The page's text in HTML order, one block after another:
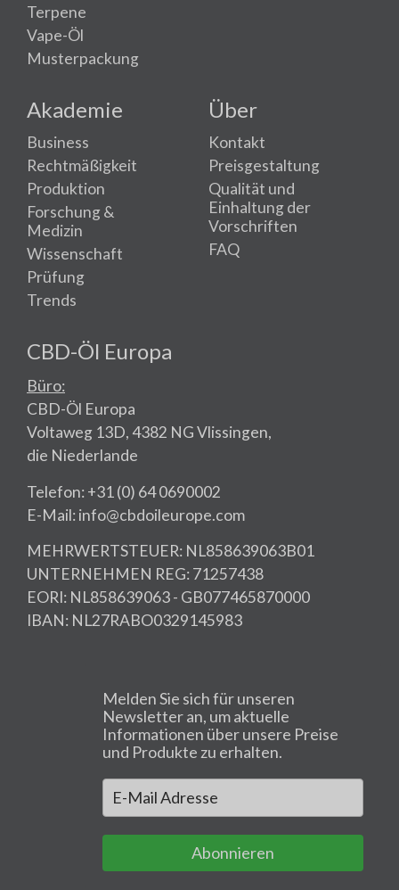
Terpene
Vape-Öl
Musterpackung
Akademie
Business
Rechtmäßigkeit
Produktion
Forschung &
Medizin
Wissenschaft
Prüfung
Trends
Über
Kontakt
Preisgestaltung
Qualität und
Einhaltung der
Vorschriften
FAQ
CBD-Öl Europa
Büro:
CBD-Öl Europa
Voltaweg 13D, 4382 NG Vlissingen,
die Niederlande
Telefon: +31 (0) 64 0690002
E-Mail: info@cbdoileurope.com
MEHRWERTSTEUER: NL858639063B01
UNTERNEHMEN REG: 71257438
EORI: NL858639063 - GB077465870000
IBAN: NL27RABO0329145983
Melden Sie sich für unseren
Newsletter an, um aktuelle
Informationen über unsere Preise
und Produkte zu erhalten.
Abonnieren